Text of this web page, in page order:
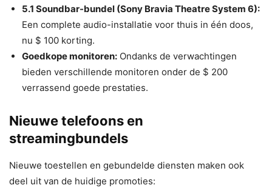
5.1 Soundbar-bundel (Sony Bravia Theatre System 6):
Een complete audio-installatie voor thuis in één doos,
nu $ 100 korting.
Goedkope monitoren: Ondanks de verwachtingen
bieden verschillende monitoren onder de $ 200
verrassend goede prestaties.
Nieuwe telefoons en
streamingbundels
Nieuwe toestellen en gebundelde diensten maken ook
deel uit van de huidige promoties: